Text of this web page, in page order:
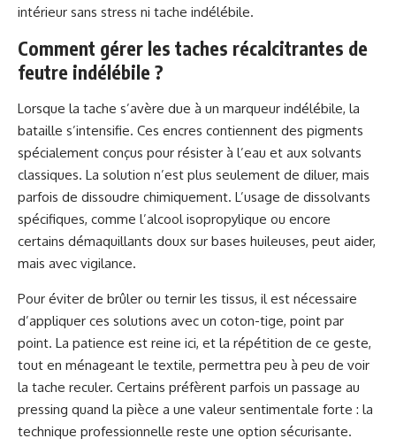
intérieur sans stress ni tache indélébile.
Comment gérer les taches récalcitrantes de
feutre indélébile ?
Lorsque la tache s’avère due à un marqueur indélébile, la
bataille s’intensifie. Ces encres contiennent des pigments
spécialement conçus pour résister à l’eau et aux solvants
classiques. La solution n’est plus seulement de diluer, mais
parfois de dissoudre chimiquement. L’usage de dissolvants
spécifiques, comme l’alcool isopropylique ou encore
certains démaquillants doux sur bases huileuses, peut aider,
mais avec vigilance.
Pour éviter de brûler ou ternir les tissus, il est nécessaire
d’appliquer ces solutions avec un coton-tige, point par
point. La patience est reine ici, et la répétition de ce geste,
tout en ménageant le textile, permettra peu à peu de voir
la tache reculer. Certains préfèrent parfois un passage au
pressing quand la pièce a une valeur sentimentale forte : la
technique professionnelle reste une option sécurisante.